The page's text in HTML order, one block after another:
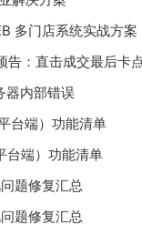
多门店系统实战方案
：直击成交最后卡
器内部错误
台端）功能清单
台端）功能清单
题修复汇总
题修复汇总